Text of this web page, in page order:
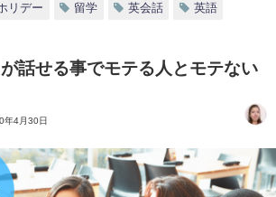
リデー 留学 英会話 英語
話せる事でモテる人とモテない
年4月30日